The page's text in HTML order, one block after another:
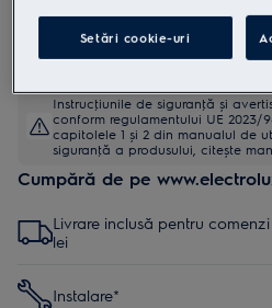
Instrucţiunile de siguranţă și
conform regulamentului UE 2023/
capitolele 1 și 2 din manualul de
siguranţă a produsului, citește
Cumpără de pe
Livrare inclusă pentru
lei
Instalare*
Setări cookie-uri